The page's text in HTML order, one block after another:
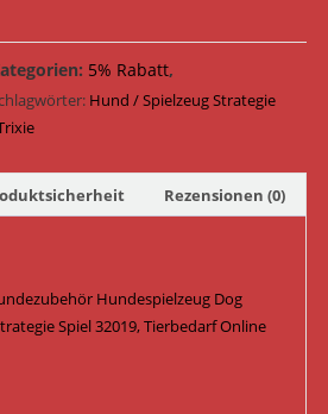
5% Rabatt,
Hund / Spielzeug Strategie
Rezensionen (0)
Hundespielzeug Dog
Spiel 32019, Tierbedarf Online